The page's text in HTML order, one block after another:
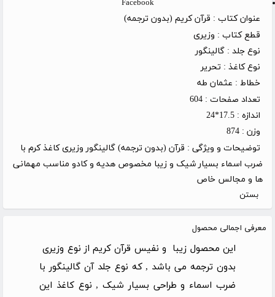
Facebook
عنوان کتاب : قرآن کریم (بدون ترجمه)
قطع کتاب : وزیری
نوع جلد : گالینگور
نوع کاغذ : تحریر
خطاط : عثمان طه
تعداد صفحات : 604
اندازه : 17.5*24
وزن : 874
توضیحات و ویژگی : قرآن (بدون ترجمه) گالینگور وزیری کاغذ کرم با
ضرب اسماء بسیار شیک و زیبا مخصوص هدیه و کادو مناسب مهمانی
ها و مجالس خاص
بستن
معرفی اجمالی محصول
این محصول زیبا و نفیس قرآن کریم از نوع وزیری
بدون ترجمه می باشد , که نوع جلد آن گالینگور با
ضرب اسماء و طراحی بسیار شیک , نوع کاغذ این